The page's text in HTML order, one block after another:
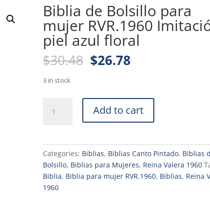
Biblia de Bolsillo para
mujer RVR.1960
piel azul floral
$30.48 Original
price
$30.48.
$26.78Current
$26.78.
3 in stock
RVR.1960
Imitación
Add to cart
Categories: Biblias, Biblias Canto Pintado, Biblias
Bolsillo, Biblias para Mujeres, Reina Valera 1960
Biblia, Biblia para mujer RVR.1960, Biblias, Reina
1960